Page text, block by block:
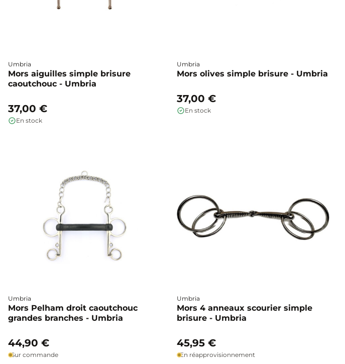
Umbria
Mors aiguilles simple brisure
caoutchouc - Umbria
37,00 €
En stock
Umbria
Mors olives simple brisure - Umbria
37,00 €
En stock
Umbria
Mors Pelham droit caoutchouc
grandes branches - Umbria
44,90 €
Sur commande
Umbria
Mors 4 anneaux scourier simple
brisure - Umbria
45,95 €
En réapprovisionnement